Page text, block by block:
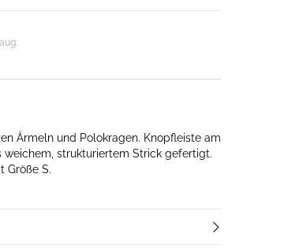
Ärmeln und Polokragen. Knopfleiste am
strukturiertem Strick gefertigt.
Größe S.